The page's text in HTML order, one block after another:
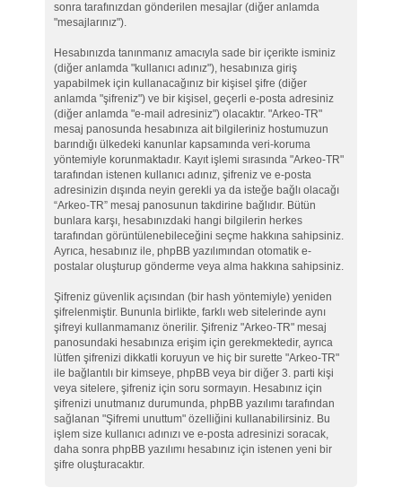
sonra tarafınızdan gönderilen mesajlar (diğer anlamda
"mesajlarınız").
Hesabınızda tanınmanız amacıyla sade bir içerikte isminiz
(diğer anlamda "kullanıcı adınız"), hesabınıza giriş
yapabilmek için kullanacağınız bir kişisel şifre (diğer
anlamda "şifreniz") ve bir kişisel, geçerli e-posta adresiniz
(diğer anlamda "e-mail adresiniz") olacaktır. "Arkeo-TR"
mesaj panosunda hesabınıza ait bilgileriniz hostumuzun
barındığı ülkedeki kanunlar kapsamında veri-koruma
yöntemiyle korunmaktadır. Kayıt işlemi sırasında "Arkeo-TR"
tarafından istenen kullanıcı adınız, şifreniz ve e-posta
adresinizin dışında neyin gerekli ya da isteğe bağlı olacağı
“Arkeo-TR” mesaj panosunun takdirine bağlıdır. Bütün
bunlara karşı, hesabınızdaki hangi bilgilerin herkes
tarafından görüntülenebileceğini seçme hakkına sahipsiniz.
Ayrıca, hesabınız ile, phpBB yazılımından otomatik e-
postalar oluşturup gönderme veya alma hakkına sahipsiniz.
Şifreniz güvenlik açısından (bir hash yöntemiyle) yeniden
şifrelenmiştir. Bununla birlikte, farklı web sitelerinde aynı
şifreyi kullanmamanız önerilir. Şifreniz "Arkeo-TR" mesaj
panosundaki hesabınıza erişim için gerekmektedir, ayrıca
lütfen şifrenizi dikkatli koruyun ve hiç bir surette "Arkeo-TR"
ile bağlantılı bir kimseye, phpBB veya bir diğer 3. parti kişi
veya sitelere, şifreniz için soru sormayın. Hesabınız için
şifrenizi unutmanız durumunda, phpBB yazılımı tarafından
sağlanan "Şifremi unuttum" özelliğini kullanabilirsiniz. Bu
işlem size kullanıcı adınızı ve e-posta adresinizi soracak,
daha sonra phpBB yazılımı hesabınız için istenen yeni bir
şifre oluşturacaktır.